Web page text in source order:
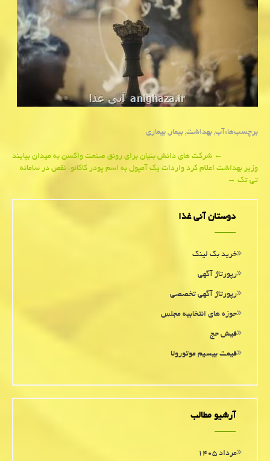
برچسب‌ها:آب,بهداشت,بیمار,بیماری
navigation
←شركت های دانش بنیان برای رونق صنعت واكسن به میدان بیایند
وزیر بهداشت اعلام كرد واردات یك آمپول به اسم پودر كاكائو، نقص در سامانه
تی تك→
دوستان آنی غذا
خرید بک لینک
رپورتاژ آگهی
رپورتاژ آگهی تخصصی
حوزه های انتخابیه مجلس
فیش حج
قیمت بیسیم موتورولا
آرشیو مطالب
مرداد ۱۴۰۵